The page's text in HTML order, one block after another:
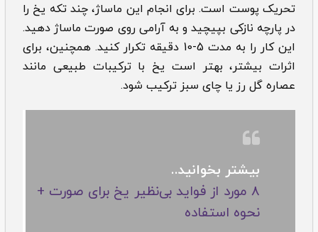
تحریک پوست است. برای انجام این ماساژ، چند تکه یخ را
در پارچه نازکی بپیچید و به آرامی روی صورت ماساژ دهید.
این کار را به مدت 5-10 دقیقه تکرار کنید. همچنین، برای
اثرات بیشتر، بهتر است یخ با ترکیبات طبیعی مانند
عصاره گل رز یا چای سبز ترکیب شود.
بیشتر بخوانید..
8 مورد از فواید بی‌نظیر یخ برای صورت +
نحوه استفاده